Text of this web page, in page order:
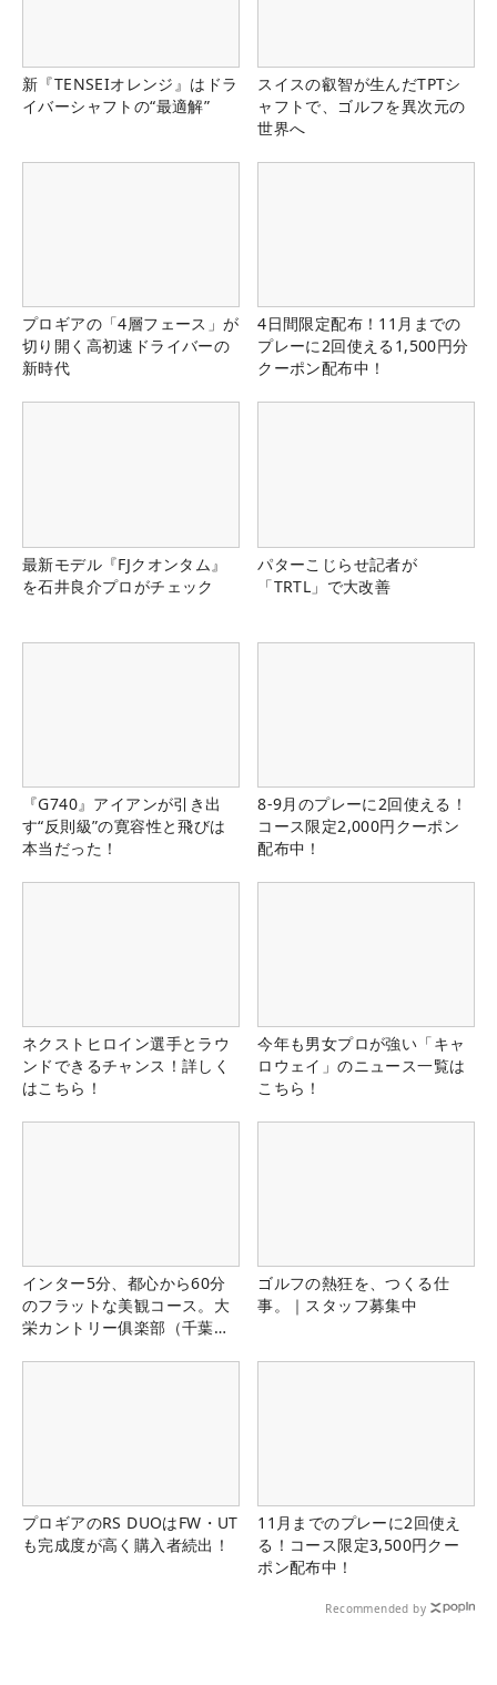
新『TENSEIオレンジ』はドラ
イバーシャフトの“最適解”
スイスの叡智が生んだTPTシ
ャフトで、ゴルフを異次元の
世界へ
プロギアの「4層フェース」が
切り開く高初速ドライバーの
新時代
4日間限定配布！11月までの
プレーに2回使える1,500円分
クーポン配布中！
最新モデル『FJクオンタム』
を石井良介プロがチェック
パターこじらせ記者が
「TRTL」で大改善
『G740』アイアンが引き出
す“反則級”の寛容性と飛びは
本当だった！
8-9月のプレーに2回使える！
コース限定2,000円クーポン
配布中！
ネクストヒロイン選手とラウ
ンドできるチャンス！詳しく
はこちら！
今年も男女プロが強い「キャ
ロウェイ」のニュース一覧は
こちら！
インター5分、都心から60分
のフラットな美観コース。大
栄カントリー俱楽部（千葉
ゴルフの熱狂を、つくる仕
事。｜スタッフ募集中
プロギアのRS DUOはFW・UT
も完成度が高く購入者続出！
11月までのプレーに2回使え
る！コース限定3,500円クー
ポン配布中！
Recommended by